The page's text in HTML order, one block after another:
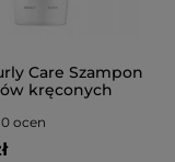
Care Szampon
kręconych
0 ocen